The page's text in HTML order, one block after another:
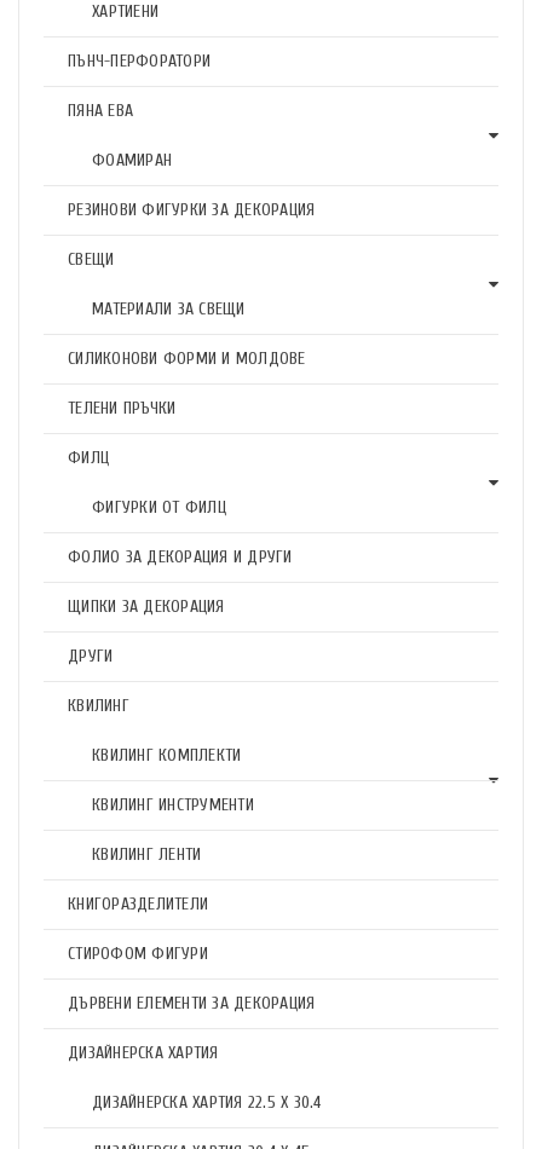
ХАРТИЕНИ
ПЪНЧ-ПЕРФОРАТОРИ
ПЯНА ЕВА
ФОАМИРАН
РЕЗИНОВИ ФИГУРКИ ЗА ДЕКОРАЦИЯ
СВЕЩИ
МАТЕРИАЛИ ЗА СВЕЩИ
СИЛИКОНОВИ ФОРМИ И МОЛДОВЕ
ТЕЛЕНИ ПРЪЧКИ
ФИЛЦ
ФИГУРКИ ОТ ФИЛЦ
ФОЛИО ЗА ДЕКОРАЦИЯ И ДРУГИ
ЩИПКИ ЗА ДЕКОРАЦИЯ
ДРУГИ
КВИЛИНГ
КВИЛИНГ КОМПЛЕКТИ
КВИЛИНГ ИНСТРУМЕНТИ
КВИЛИНГ ЛЕНТИ
КНИГОРАЗДЕЛИТЕЛИ
СТИРОФОМ ФИГУРИ
ДЪРВЕНИ ЕЛЕМЕНТИ ЗА ДЕКОРАЦИЯ
ДИЗАЙНЕРСКА ХАРТИЯ
ДИЗАЙНЕРСКА ХАРТИЯ 22.5 X 30.4